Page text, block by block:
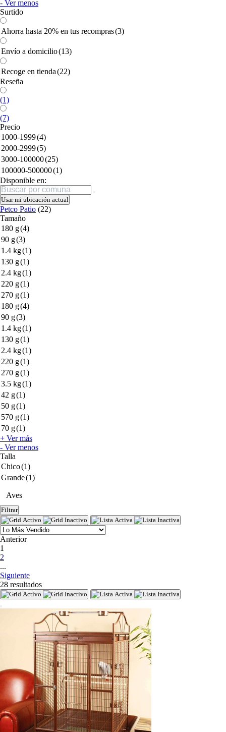
- Ver menos
Surtido
Ahorra hasta 20% en tus recompras(3)
Envío a domicilio(13)
Recoge en tienda(22)
Reseña
(1)
(7)
Precio
1000-1999(4)
2000-2999(5)
3000-100000(25)
100000-500000(1)
Disponible en:
Buscar
Usar mi ubicación actual
Petco Patio (22)
Tamaño
180 g(4)
90 g(3)
1.4 kg(1)
130 g(1)
2.4 kg(1)
220 g(1)
270 g(1)
180 g(4)
90 g(3)
1.4 kg(1)
130 g(1)
2.4 kg(1)
220 g(1)
270 g(1)
3.5 kg(1)
42 g(1)
50 g(1)
570 g(1)
70 g(1)
+ Ver más
- Ver menos
Talla
Chico(1)
Grande(1)
Aves
Filtrar
Anterior
1
2
...
Siguiente
28 resultados